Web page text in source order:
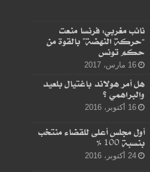
نائب مغربي: فرنسا منعت
“حركة النهضة” بالقوة من
حكم تونس
16 مارس، 2017
هل أمر هولاند باغتيال بلعيد
والبراهمي ؟
16 أكتوبر، 2016
أول مجلس أعلى للقضاء منتخب
بنسبة 100 %
24 أكتوبر، 2016